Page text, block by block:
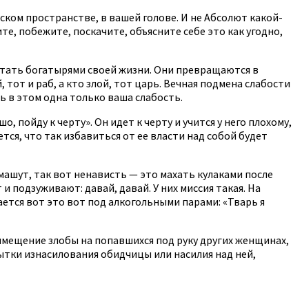
пространстве, в вашей голове. И не Абсолют какой-
побежите, поскачите, объясните себе это как угодно,
богатырями своей жизни. Они превращаются в
и раб, а кто злой, тот царь. Вечная подмена слабости
в этом одна только ваша слабость.
к черту». Он идет к черту и учится у него плохому,
что так избавиться от ее власти над собой будет
так вот ненависть — это махать кулаками после
подзуживают: давай, давай. У них миссия такая. На
вот это вот под алкогольными парами: «Тварь я
злобы на попавшихся под руку других женщинах,
изнасилования обидчицы или насилия над ней,